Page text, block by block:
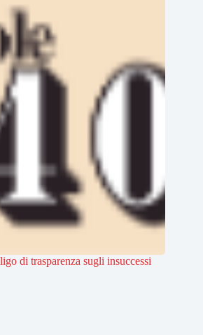
di trasparenza sugli insuccessi